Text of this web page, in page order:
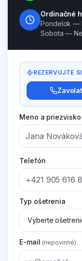
Ordinačné
Pondelok —
Sobota —
REZERVUJTE
Meno a priezvisko
Telefón
Typ ošetrenia
E-mail (nepovinné)